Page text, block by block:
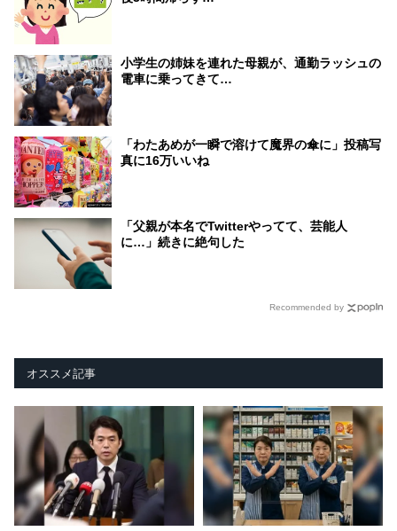
小学生の姉妹を連れた母親が、通勤ラッシュの
電車に乗ってきて…
「わたあめが一瞬で溶けて魔界の傘に」投稿写
真に16万いいね
「父親が本名でTwitterやってて、芸能人
に…」続きに絶句した
Recommended by
オススメ記事